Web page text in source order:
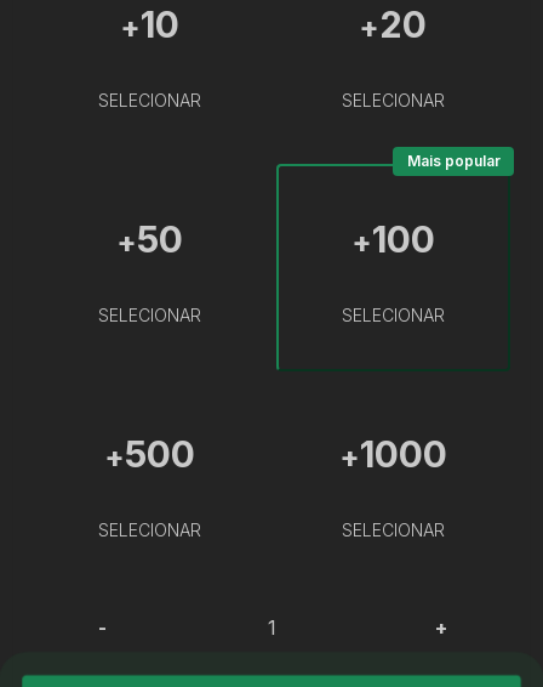
+10
SELECIONAR
+20
SELECIONAR
+50
SELECIONAR
+100
SELECIONAR
Mais popular
+500
SELECIONAR
+1000
SELECIONAR
- +